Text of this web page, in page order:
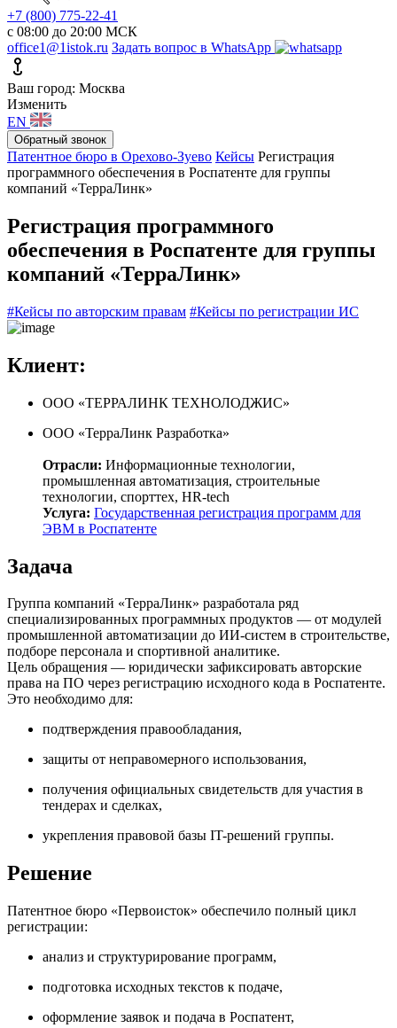
+7 (800) 775-22-41
с 08:00 до 20:00 МСК
office1@1istok.ru Задать вопрос в WhatsApp
Ваш город: Москва
Изменить
EN
Обратный звонок
Патентное бюро в Орехово-Зуево Кейсы Регистрация
программного обеспечения в Роспатенте для группы
компаний «ТерраЛинк»
Регистрация программного
обеспечения в Роспатенте для группы
компаний «ТерраЛинк»
#Кейсы по авторским правам #Кейсы по регистрации ИС
Клиент:
ООО «ТЕРРАЛИНК ТЕХНОЛОДЖИС»
ООО «ТерраЛинк Разработка»
Отрасли: Информационные технологии,
промышленная автоматизация, строительные
технологии, спорттех, HR-tech
Услуга: Государственная регистрация программ для
ЭВМ в Роспатенте
Задача
Группа компаний «ТерраЛинк» разработала ряд
специализированных программных продуктов — от модулей
промышленной автоматизации до ИИ-систем в строительстве,
подборе персонала и спортивной аналитике.
Цель обращения — юридически зафиксировать авторские
права на ПО через регистрацию исходного кода в Роспатенте.
Это необходимо для:
подтверждения правообладания,
защиты от неправомерного использования,
получения официальных свидетельств для участия в
тендерах и сделках,
укрепления правовой базы IT-решений группы.
Решение
Патентное бюро «Первоисток» обеспечило полный цикл
регистрации:
анализ и структурирование программ,
подготовка исходных текстов к подаче,
оформление заявок и подача в Роспатент,